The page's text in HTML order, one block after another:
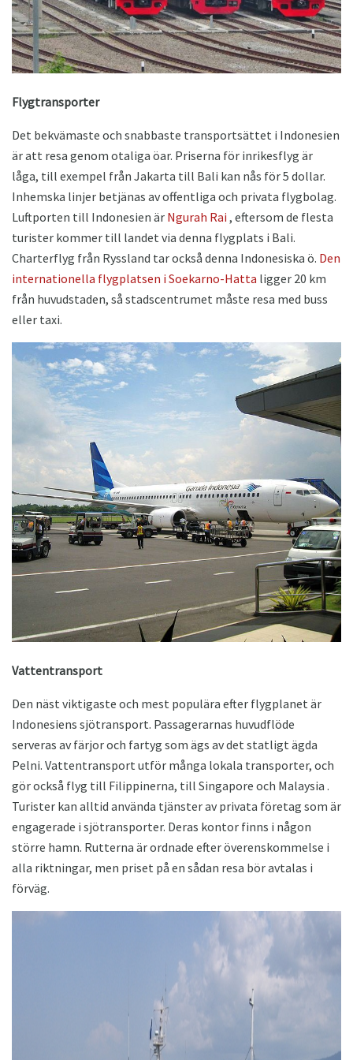
Flygtransporter
Det bekvämaste och snabbaste transportsättet i Indonesien
är att resa genom otaliga öar. Priserna för inrikesflyg är
låga, till exempel från Jakarta till Bali kan nås för 5 dollar.
Inhemska linjer betjänas av offentliga och privata flygbolag.
Luftporten till Indonesien är Ngurah Rai , eftersom de flesta
turister kommer till landet via denna flygplats i Bali.
Charterflyg från Ryssland tar också denna Indonesiska ö. Den
internationella flygplatsen i Soekarno-Hatta ligger 20 km
från huvudstaden, så stadscentrumet måste resa med buss
eller taxi.
Vattentransport
Den näst viktigaste och mest populära efter flygplanet är
Indonesiens sjötransport. Passagerarnas huvudflöde
serveras av färjor och fartyg som ägs av det statligt ägda
Pelni. Vattentransport utför många lokala transporter, och
gör också flyg till Filippinerna, till Singapore och Malaysia .
Turister kan alltid använda tjänster av privata företag som är
engagerade i sjötransporter. Deras kontor finns i någon
större hamn. Rutterna är ordnade efter överenskommelse i
alla riktningar, men priset på en sådan resa bör avtalas i
förväg.